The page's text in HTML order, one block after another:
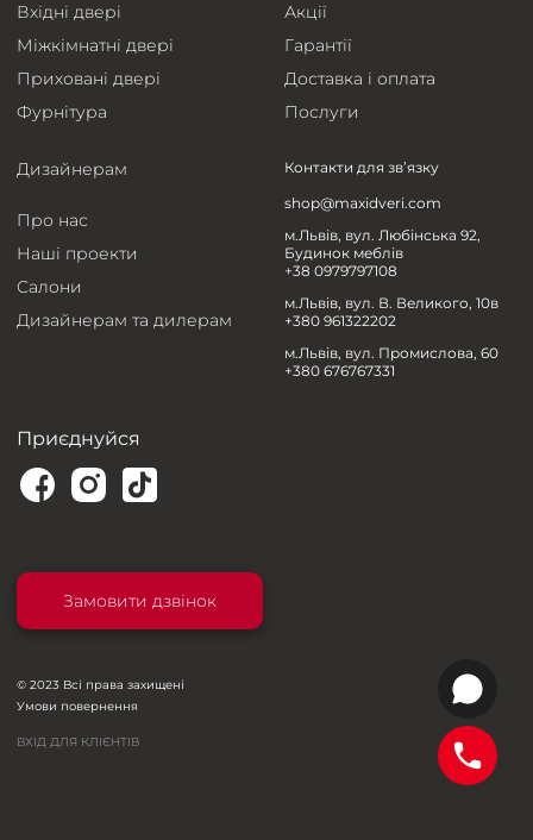
Вхідні двері
Міжкімнатні двері
Приховані двері
Фурнітура
Акції
Гарантії
Доставка і оплата
Послуги
Дизайнерам
Про нас
Наші проекти
Салони
Дизайнерам та дилерам
Контакти для зв’язку
shop@maxidveri.com
м.Львів, вул. Любінська 92,
Будинок меблів
+38 0979797108
м.Львів, вул. В. Великого, 10в
+380 961322202
м.Львів, вул. Промислова, 60
+380 676767331
Приєднуйся
Замовити дзвінок
© 2023 Всі права захищені
Умови повернення
ВХІД ДЛЯ КЛІЄНТІВ